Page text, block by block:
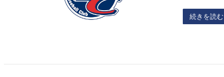
続きを読む